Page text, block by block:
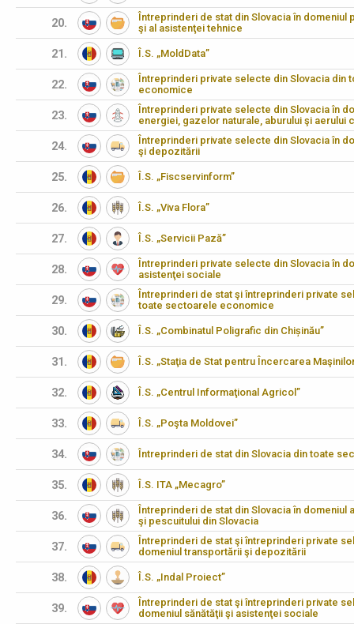
20.
Întreprinderi de stat din Slovacia în domeniul
şi al asistenţei tehnice
21. Î.S. „MoldData”
22.
Întreprinderi private selecte din Slovacia din
economice
23.
Întreprinderi private selecte din Slovacia în
energiei, gazelor naturale, aburului şi aerului
24.
Întreprinderi private selecte din Slovacia în
şi depozitării
25. Î.S. „Fiscservinform”
26. Î.S. „Viva Flora”
27. Î.S. „Servicii Pază”
28.
Întreprinderi private selecte din Slovacia în
asistenţei sociale
29.
Întreprinderi de stat şi întreprinderi private
toate sectoarele economice
30. Î.S. „Combinatul Poligrafic din Chișinău”
31. Î.S. „Staţia de Stat pentru Încercarea
32. Î.S. „Centrul Informaţional Agricol”
33. Î.S. „Poşta Moldovei”
34. Întreprinderi de stat din Slovacia din toate
35. Î.S. ITA „Mecagro”
36.
Întreprinderi de stat din Slovacia în domeniul
şi pescuitului din Slovacia
37.
Întreprinderi de stat şi întreprinderi private
domeniul transportării şi depozitării
38. Î.S. „Indal Proiect”
39.
Întreprinderi de stat şi întreprinderi private
domeniul sănătăţii şi asistenţei sociale